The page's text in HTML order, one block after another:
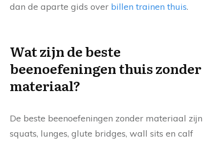
dan de aparte gids over billen trainen thuis.
Wat zijn de beste
beenoefeningen thuis zonder
materiaal?
De beste beenoefeningen zonder materiaal zijn
squats, lunges, glute bridges, wall sits en calf